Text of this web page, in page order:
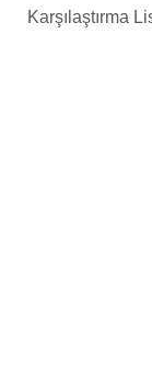
Karşılaştırma